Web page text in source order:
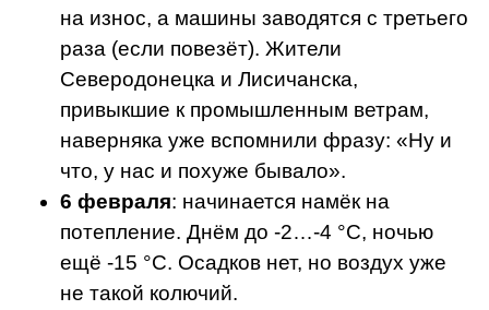
на износ, а машины заводятся с третьего
раза (если повезёт). Жители
Северодонецка и Лисичанска,
привыкшие к промышленным ветрам,
наверняка уже вспомнили фразу: «Ну и
что, у нас и похуже бывало».
6 февраля: начинается намёк на
потепление. Днём до -2…-4 °C, ночью
ещё -15 °C. Осадков нет, но воздух уже
не такой колючий.